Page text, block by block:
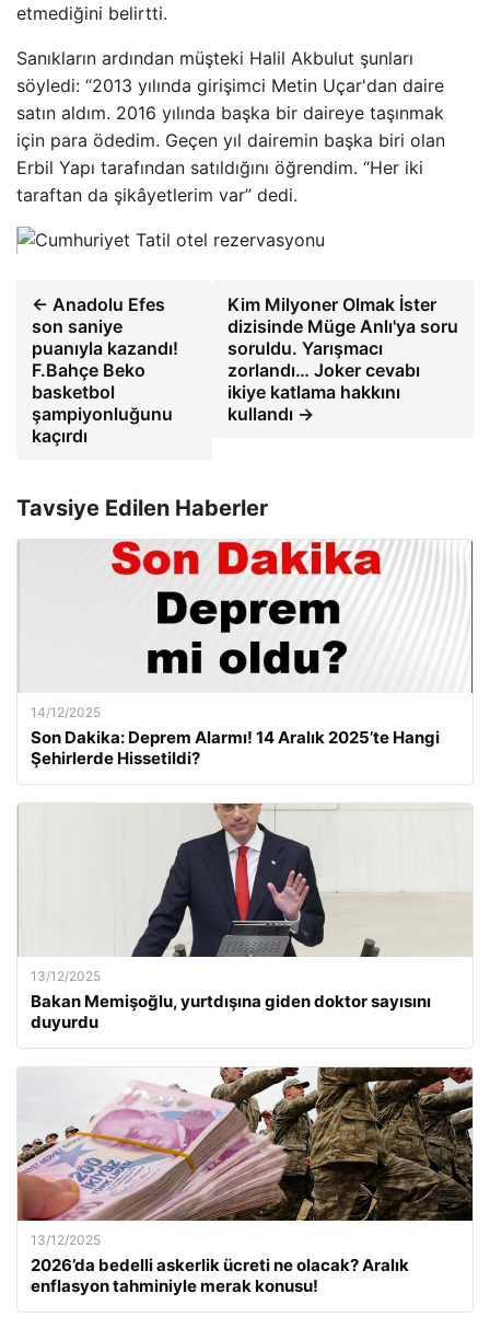
etmediğini belirtti.
Sanıkların ardından müşteki Halil Akbulut şunları
söyledi: “2013 yılında girişimci Metin Uçar'dan daire
satın aldım. 2016 yılında başka bir daireye taşınmak
için para ödedim. Geçen yıl dairemin başka biri olan
Erbil Yapı tarafından satıldığını öğrendim. “Her iki
taraftan da şikâyetlerim var” dedi.
← Anadolu Efes
son saniye
puanıyla kazandı!
F.Bahçe Beko
basketbol
şampiyonluğunu
kaçırdı
Kim Milyoner Olmak İster
dizisinde Müge Anlı'ya soru
soruldu. Yarışmacı
zorlandı… Joker cevabı
ikiye katlama hakkını
kullandı →
Tavsiye Edilen Haberler
14/12/2025
Son Dakika: Deprem Alarmı! 14 Aralık 2025’te Hangi
Şehirlerde Hissetildi?
13/12/2025
Bakan Memişoğlu, yurtdışına giden doktor sayısını
duyurdu
13/12/2025
2026’da bedelli askerlik ücreti ne olacak? Aralık
enflasyon tahminiyle merak konusu!